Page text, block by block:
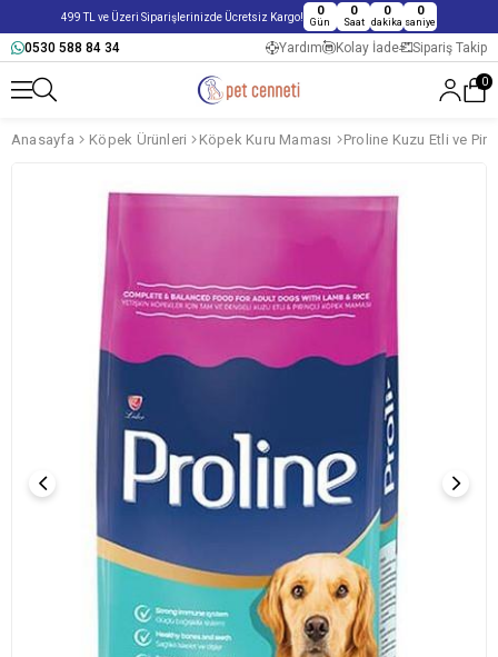
499 TL ve Üzeri Siparişlerinizde Ücretsiz Kargo! 0
Gün
0
Saat
0
dakika
0
saniye
0530 588 84 34 Yardım Kolay İade Sipariş Takip
0
Anasayfa Köpek Ürünleri Köpek Kuru Maması Proline Kuzu Etli ve